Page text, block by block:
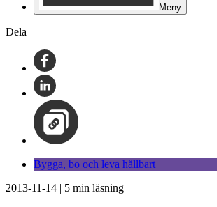
Meny
Dela
Bygga, bo och leva hållbart
2013-11-14 | 5 min läsning